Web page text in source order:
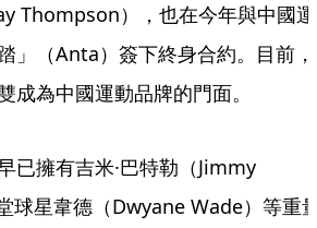
Thompson），也在今年與中國運
」（Anta）簽下終身合約。目前，
成為中國運動品牌的門面。
已擁有吉米·巴特勒（Jimmy
球星韋德（Dwyane Wade）等重